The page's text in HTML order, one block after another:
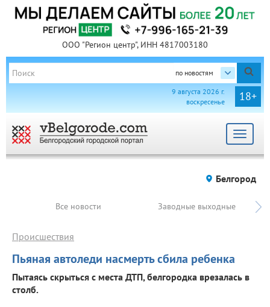
ООО "Регион центр", ИНН 4817003180
по новостям
18+
9 августа 2026 г.
воскресенье
Toggle
Белгород
Все новости Заводные выходные
Пьяная автоледи насмерть сбила ребенка
Происшествия
Пытаясь скрыться с места ДТП, белгородка врезалась в
столб.